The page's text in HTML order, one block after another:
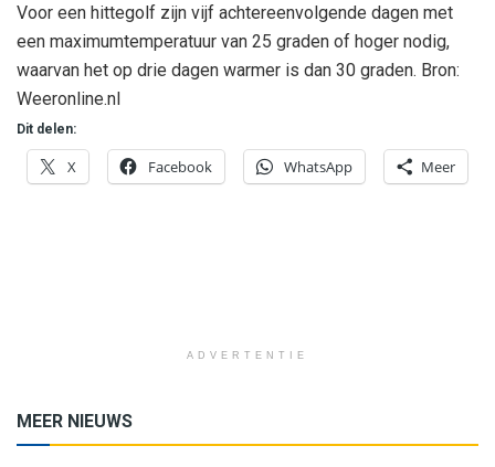
Voor een hittegolf zijn vijf achtereenvolgende dagen met
een maximumtemperatuur van 25 graden of hoger nodig,
waarvan het op drie dagen warmer is dan 30 graden. Bron:
Weeronline.nl
Dit delen:
X Facebook WhatsApp Meer
ADVERTENTIE
MEER NIEUWS